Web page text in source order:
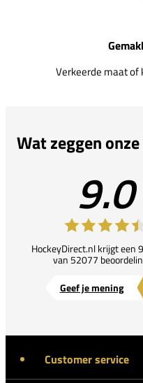
Verkeerde maat of
Wat zeggen
9.0
HockeyDirect.nl krijgt een
van 52077
Geef je mening
Customer service